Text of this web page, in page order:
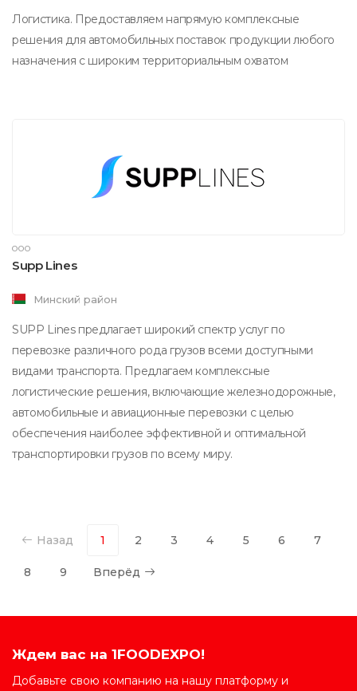
Логистика. Предоставляем напрямую комплексные
решения для автомобильных поставок продукции любого
назначения с широким территориальным охватом
ООО
Supp Lines
Минский район
SUPP Lines предлагает широкий спектр услуг по
перевозке различного рода грузов всеми доступными
видами транспорта. Предлагаем комплексные
логистические решения, включающие железнодорожные,
автомобильные и авиационные перевозки с целью
обеспечения наиболее эффективной и оптимальной
транспортировки грузов по всему миру.
Назад 1 2 3 4 5 6 7
8 9 Вперёд
Ждем вас на 1FOODEXPO!
Добавьте свою компанию на нашу платформу и